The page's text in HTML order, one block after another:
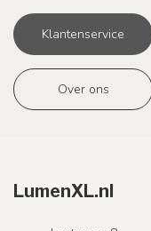
Klantenservice
Over ons
LumenXL.nl